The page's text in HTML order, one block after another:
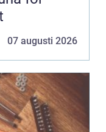
07 augusti 2026